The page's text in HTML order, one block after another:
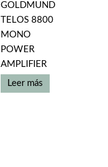
GOLDMUND
TELOS 8800
MONO
POWER
AMPLIFIER
Leer más